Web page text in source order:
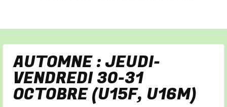
AUTOMNE : JEUDI-
VENDREDI 30-31
OCTOBRE (U15F, U16M)